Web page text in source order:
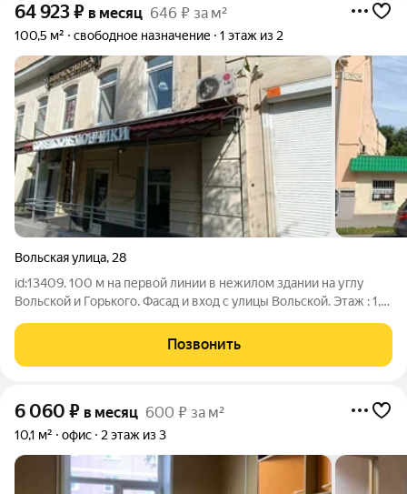
64 923₽ в месяц 646 ₽ за м²
100,5 м² свободное назначение 1 этаж из 2
Вольская улица, 28
id:13409. 100 м на первой линии в нежилом здании на углу
Вольской и Горького. Фасад и вход с улицы Вольской. Этаж : 1,5
помещение и санузел. Высота помещения 2,5 м Кол-во
выделенных киловатт -15
Позвонить
6 060 ₽ в месяц 600 ₽ за м²
10,1 м² офис 2 этаж из 3